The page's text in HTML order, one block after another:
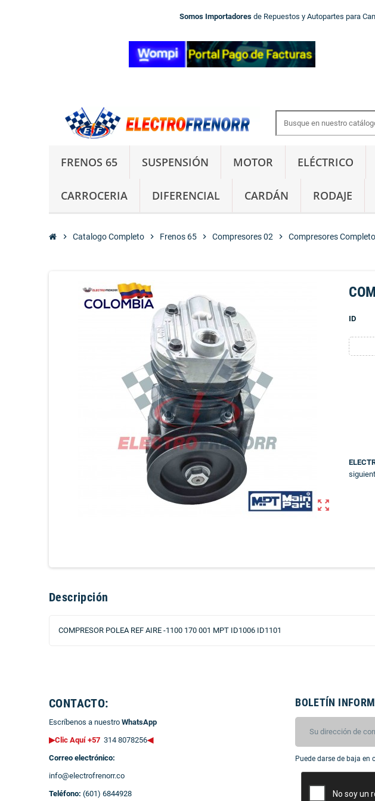
Somos Importadores de Repuestos y Autopartes para
FRENOS 65 SUSPENSIÓN MOTOR ELÉCTRICO
CARROCERIA DIFERENCIAL CARDÁN RODAJE
chevron_right Catalogo Completo chevron_right Frenos 65 chevron_right Compresores 02 chevron_right Compresores
zoom_out_map
ID
Descripción
COMPRESOR POLEA REF AIRE -1100 170 001 MPT ID1006 ID1101
CONTACTO:
Escríbenos a nuestro WhatsApp
▶Clic Aquí +57 314 8078256◀
Correo electrónico:
info@electrofrenorr.co
Teléfono: (601) 6844928
BOLETÍN
Puede darse de baja